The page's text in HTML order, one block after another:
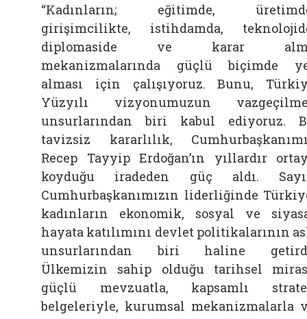
“Kadınların; eğitimde,
girişimcilikte, istihdamda,
diplomaside ve karar
mekanizmalarında güçlü biçimde
alması için çalışıyoruz. Bunu,
Yüzyılı vizyonumuzun
unsurlarından biri kabul ediyoruz.
tavizsiz kararlılık,
Recep Tayyip Erdoğan’ın yıllardır
koyduğu iradeden güç aldı.
Cumhurbaşkanımızın liderliğinde
kadınların ekonomik, sosyal ve
hayata katılımını devlet politikalarının
unsurlarından biri haline
Ülkemizin sahip olduğu tarihsel
güçlü mevzuatla, kapsamlı
belgeleriyle, kurumsal mekanizmalarla